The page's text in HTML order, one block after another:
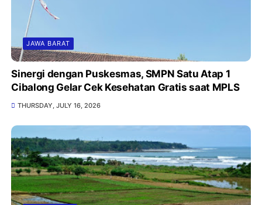
JAWA BARAT
Sinergi dengan Puskesmas, SMPN Satu Atap 1
Cibalong Gelar Cek Kesehatan Gratis saat MPLS
THURSDAY, JULY 16, 2026